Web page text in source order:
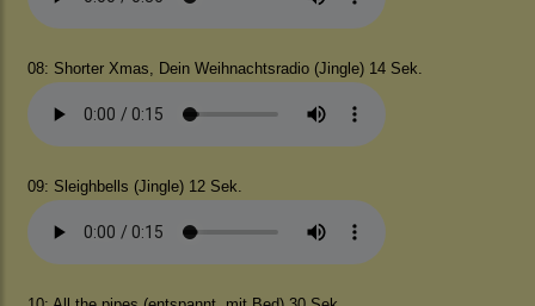
08: Shorter Xmas, Dein Weihnachtsradio (Jingle) 14 Sek.
09: Sleighbells (Jingle) 12 Sek.